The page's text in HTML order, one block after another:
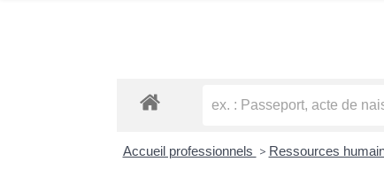
Accueil professionnels > Ressources